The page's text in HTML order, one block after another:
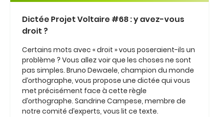
Dictée Projet Voltaire #68 : y avez-vous
droit ?
Certains mots avec « droit » vous poseraient-ils un
problème ? Vous allez voir que les choses ne sont
pas simples. Bruno Dewaele, champion du monde
d’orthographe, vous propose une dictée qui vous
met précisément face à cette règle
d’orthographe. Sandrine Campese, membre de
notre comité d’experts, vous lit ce texte.